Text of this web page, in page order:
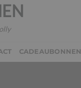
CADEAUBONNEN